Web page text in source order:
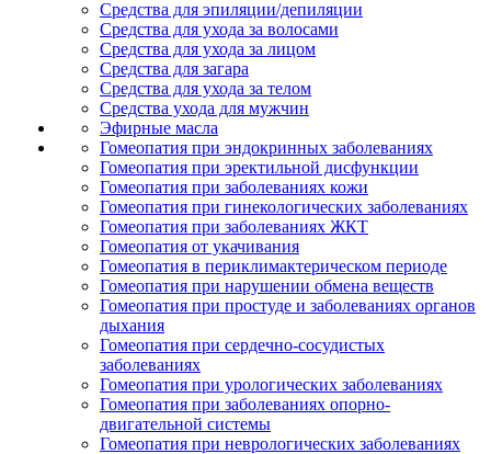
Средства для эпиляции/депиляции
Средства для ухода за волосами
Средства для ухода за лицом
Средства для загара
Средства для ухода за телом
Средства ухода для мужчин
Эфирные масла
Гомеопатия при эндокринных заболеваниях
Гомеопатия при эректильной дисфункции
Гомеопатия при заболеваниях кожи
Гомеопатия при гинекологических заболеваниях
Гомеопатия при заболеваниях ЖКТ
Гомеопатия от укачивания
Гомеопатия в периклимактерическом периоде
Гомеопатия при нарушении обмена веществ
Гомеопатия при простуде и заболеваниях органов
дыхания
Гомеопатия при сердечно-сосудистых
заболеваниях
Гомеопатия при урологических заболеваниях
Гомеопатия при заболеваниях опорно-
двигательной системы
Гомеопатия при неврологических заболеваниях